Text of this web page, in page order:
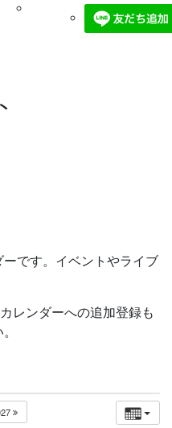
です。イベントやライブ
レンダーへの追加登録も